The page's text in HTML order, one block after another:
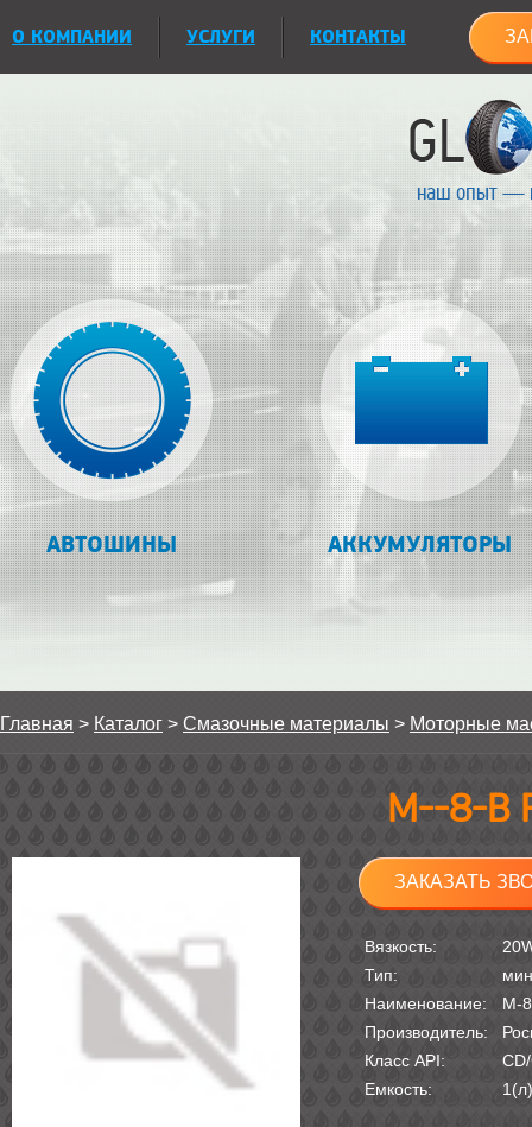
О КОМПАНИИ УСЛУГИ КОНТАКТЫ
наш опыт —
АВТОШИНЫ АККУМУЛЯТОРЫ
Главная > Каталог > Смазочные материалы > Моторные
М--8-В
ЗАКАЗАТЬ
Вязкость:
Тип:
Наименование:
М-
Производитель:
Класс API:
Емкость:
1(л)